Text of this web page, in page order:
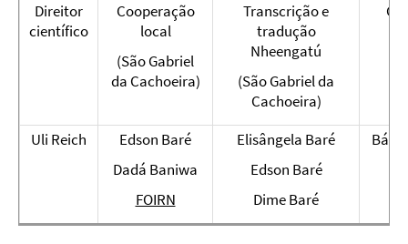
Direitor
científico
Cooperação
local
(São Gabriel
da Cachoeira)
Transcrição e
tradução
Nheengatú
(São Gabriel da
Cachoeira)
Uli Reich
Edson Baré
Dadá Baniwa
FOIRN
Elisângela Baré
Edson Baré
Dime Baré